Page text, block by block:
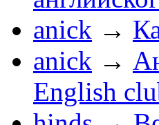
anick →
anick →
English